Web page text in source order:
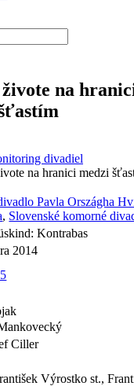
na
divadiel
na hranici medzi
Pavla Országha
, Slovenské komorné
Kontrabas
2014
Ciller
Výrostko st.,